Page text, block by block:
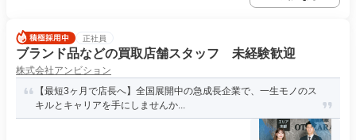
正社員
ブランド品などの買取店舗スタッフ 未経験歓迎
株式会社アンビション
【最短3ヶ月で店長へ】全国展開中の急成長企業で、一生モノのス
キルとキャリアを手にしませんか...